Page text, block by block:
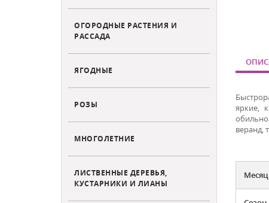
ОГОРОДНЫЕ РАСТЕНИЯ И
РАССАДА
ЯГОДНЫЕ
РОЗЫ
МНОГОЛЕТНИЕ
ЛИСТВЕННЫЕ ДЕРЕВЬЯ,
КУСТАРНИКИ И ЛИАНЫ
яркие,
веранд,